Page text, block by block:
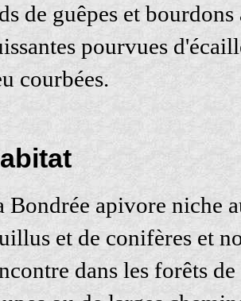
de guêpes et bourdons
pourvues
courbées.
Bondrée apivore niche
et de conifères et
dans les forêts